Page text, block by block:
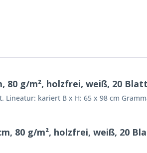
80 g/m², holzfrei, weiß, 20
Lineatur: kariert B x H: 65 x 98 cm
80 g/m², holzfrei, weiß, 20